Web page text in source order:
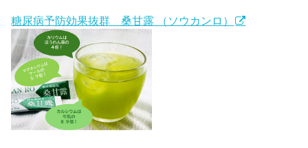
糖尿病予防効果抜群 桑甘露 （ソウカンロ）